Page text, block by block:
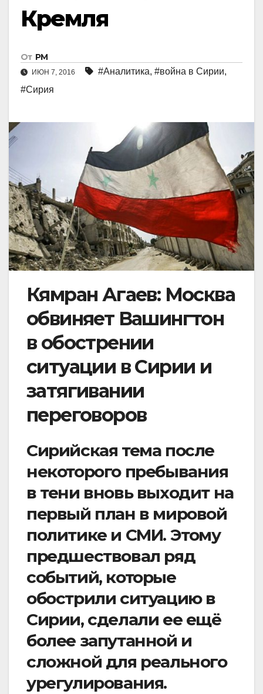
Кремля
От РМ
ИЮН 7, 2016 #Аналитика, #война в Сирии,
#Сирия
Кямран Агаев: Москва
обвиняет Вашингтон
в обострении
ситуации в Сирии и
затягивании
переговоров
Сирийская тема после
некоторого пребывания
в тени вновь выходит на
первый план в мировой
политике и СМИ. Этому
предшествовал ряд
событий, которые
обострили ситуацию в
Сирии, сделали ее ещё
более запутанной и
сложной для реального
урегулирования.